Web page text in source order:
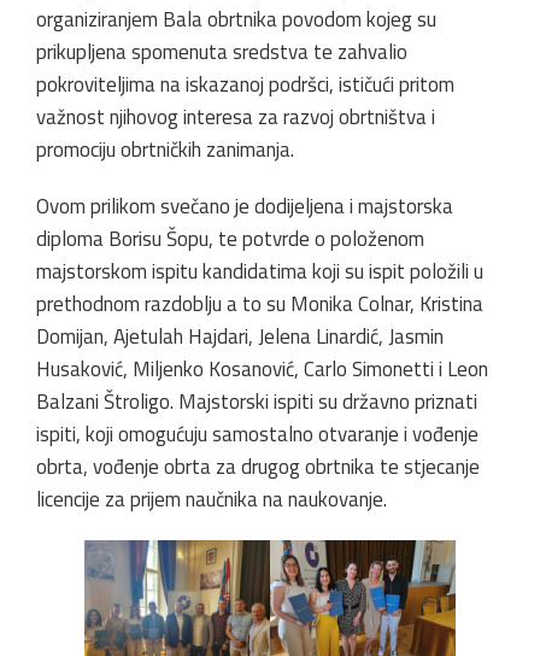
organiziranjem Bala obrtnika povodom kojeg su
prikupljena spomenuta sredstva te zahvalio
pokroviteljima na iskazanoj podršci, ističući pritom
važnost njihovog interesa za razvoj obrtništva i
promociju obrtničkih zanimanja.
Ovom prilikom svečano je dodijeljena i majstorska
diploma Borisu Šopu, te potvrde o položenom
majstorskom ispitu kandidatima koji su ispit položili u
prethodnom razdoblju a to su Monika Colnar, Kristina
Domijan, Ajetulah Hajdari, Jelena Linardić, Jasmin
Husaković, Miljenko Kosanović, Carlo Simonetti i Leon
Balzani Štroligo. Majstorski ispiti su državno priznati
ispiti, koji omogućuju samostalno otvaranje i vođenje
obrta, vođenje obrta za drugog obrtnika te stjecanje
licencije za prijem naučnika na naukovanje.